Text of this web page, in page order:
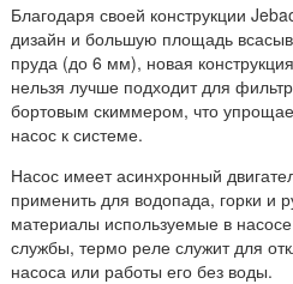
Благодаря своей конструкции
дизайн и большую площадь
пруда (до 6 мм), новая
нельзя лучше подходит для
бортовым скиммером, что
насос к системе.
Насос имеет асинхронный
применить для водопада, горки и
материалы используемые в
службы, термо реле служит для
насоса или работы его без воды.